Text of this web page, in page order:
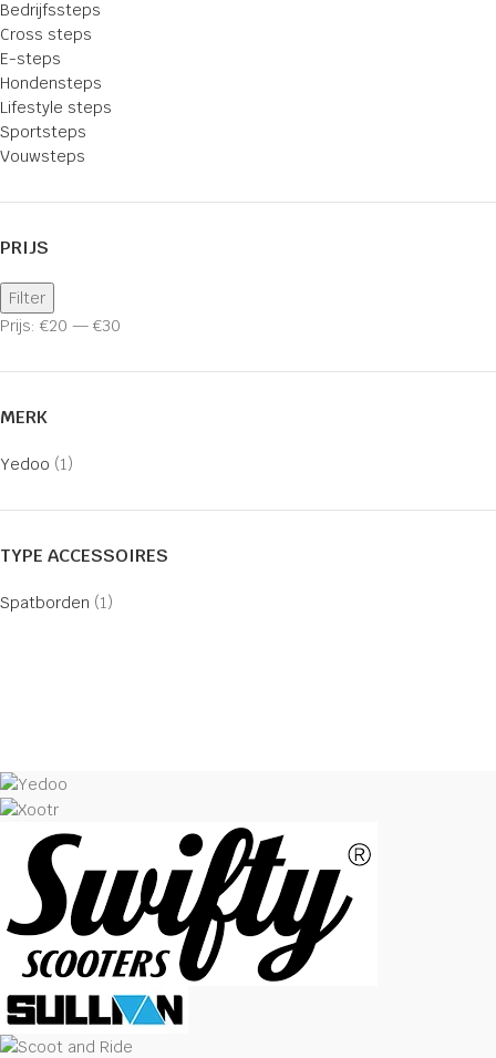
Bedrijfssteps
Cross steps
E-steps
Hondensteps
Lifestyle steps
Sportsteps
Vouwsteps
PRIJS
Filter
Prijs: €20 — €30
MERK
Yedoo (1)
TYPE ACCESSOIRES
Spatborden (1)